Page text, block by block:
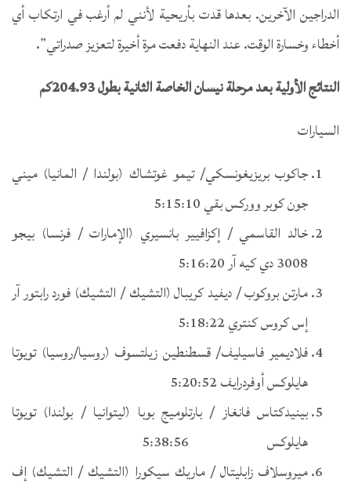
الدراجين الآخرين. بعدها قدت بأريحية لأنني لم أرغب في ارتكاب أي
أخطاء وخسارة الوقت. عند النهاية دفعت مرة أخيرة لتعزيز صدراتي”.
النتائج الأولية بعد مرحلة نيسان الخاصة الثانية بطول 204.93كم
السيارات
جاكوب بريزيغونسكي/ تيمو غوتشاك (بولندا / المانيا) ميني
جون كوبر ووركس بقي 5:15:10
خالد القاسمي / إكزافيير بانسيري (الإمارات / فرنسا) بيجو
3008 دي كيه آر 5:16:20
مارتن بروكوب / ديفيد كريبال (التشيك / التشيك) فورد رابتور آر
إس كروس كنتري 5:18:22
فلاديمير فاسيليف/ قسطنطين زيلتسوف (روسيا/روسيا) تويوتا
هايلوكس أوفردرايف 5:20:52
بينيدكتاس فانغاز / بارتلوميج بوبا (ليتوانيا / بولندا) تويوتا
هايلوكس 5:38:56
ميروسلاف زابليتال / ماريك سيكورا (التشيك / التشيك) إف